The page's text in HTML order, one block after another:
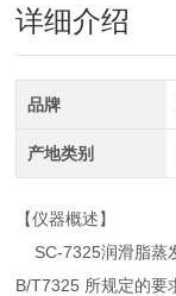
详细介绍
品牌
产地类别
【仪器概述】
SC-7325润滑脂蒸
B/T7325 所规定的要